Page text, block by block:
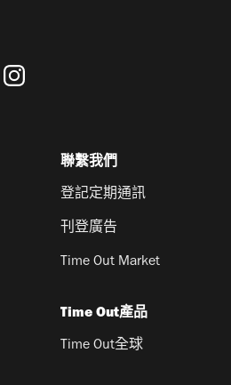
聯繫我們
登記定期通訊
刊登廣告
Time Out Market
Time Out產品
Time Out全球